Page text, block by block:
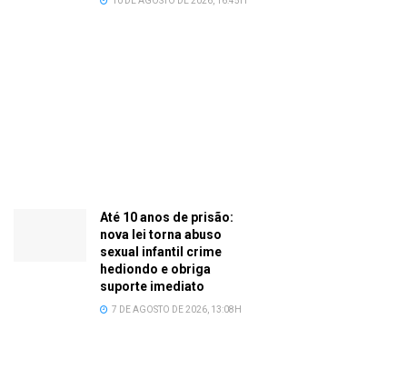
Até 10 anos de prisão:
nova lei torna abuso
sexual infantil crime
hediondo e obriga
suporte imediato
7 DE AGOSTO DE 2026, 13:08H